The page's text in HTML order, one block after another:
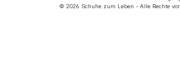
© 2026 Schuhe zum Leben - Alle Rechte